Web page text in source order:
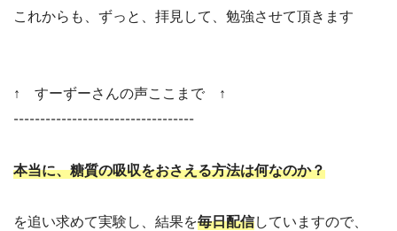
これからも、ずっと、拝見して、勉強させて頂きます
↑ すーずーさんの声ここまで ↑
----------------------------------
本当に、糖質の吸収をおさえる方法は何なのか？
を追い求めて実験し、結果を毎日配信していますので、